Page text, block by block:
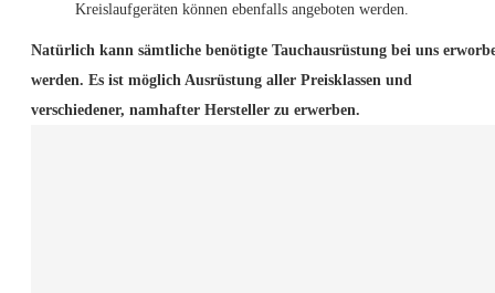
Kreislaufgeräten können ebenfalls angeboten werden.
Natürlich kann sämtliche benötigte Tauchausrüstung bei uns
werden. Es ist möglich Ausrüstung aller Preisklassen und
verschiedener, namhafter Hersteller zu erwerben.